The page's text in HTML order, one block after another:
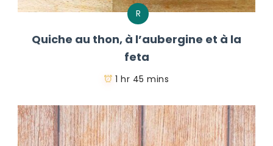
R
Quiche au thon, à l’aubergine et à la
feta
1 hr 45 mins